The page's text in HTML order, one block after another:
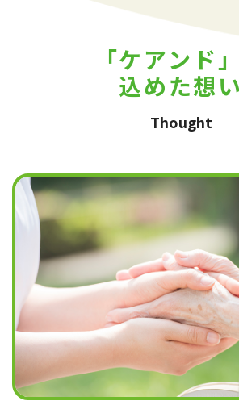
「ケアンド
込めた想い
Thought